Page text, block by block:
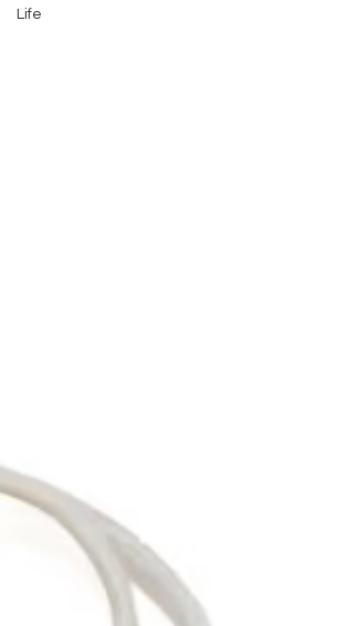
Life